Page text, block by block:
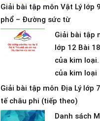
Giải bài tập môn Vật Lý lớp
phổ – Đường sức từ
Giải bài tập
lớp 12 Bài
của kim
của kim loại
Giải bài tập môn Địa Lý lớp
tế châu phi (tiếp theo)
Danh sách